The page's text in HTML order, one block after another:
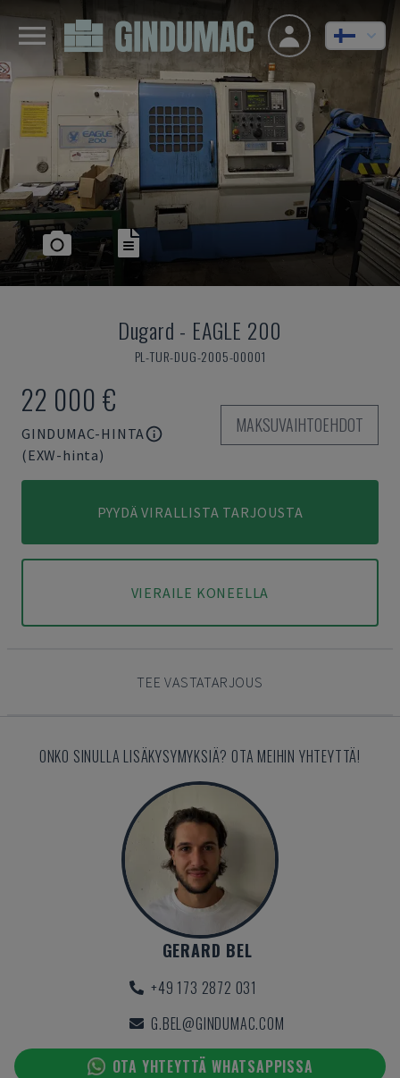
Dugard - EAGLE 200
PL-TUR-DUG-2005-00001
22 000 €
GINDUMAC-HINTA
(EXW-hinta)
MAKSUVAIHTOEHDOT
PYYDÄ VIRALLISTA TARJOUSTA
VIERAILE KONEELLA
TEE VASTATARJOUS
ONKO SINULLA LISÄKYSYMYKSIÄ? OTA MEIHIN YHTEYTTÄ!
GERARD BEL
+49 173 2872 031
G.BEL@GINDUMAC.COM
OTA YHTEYTTÄ WHATSAPPISSA